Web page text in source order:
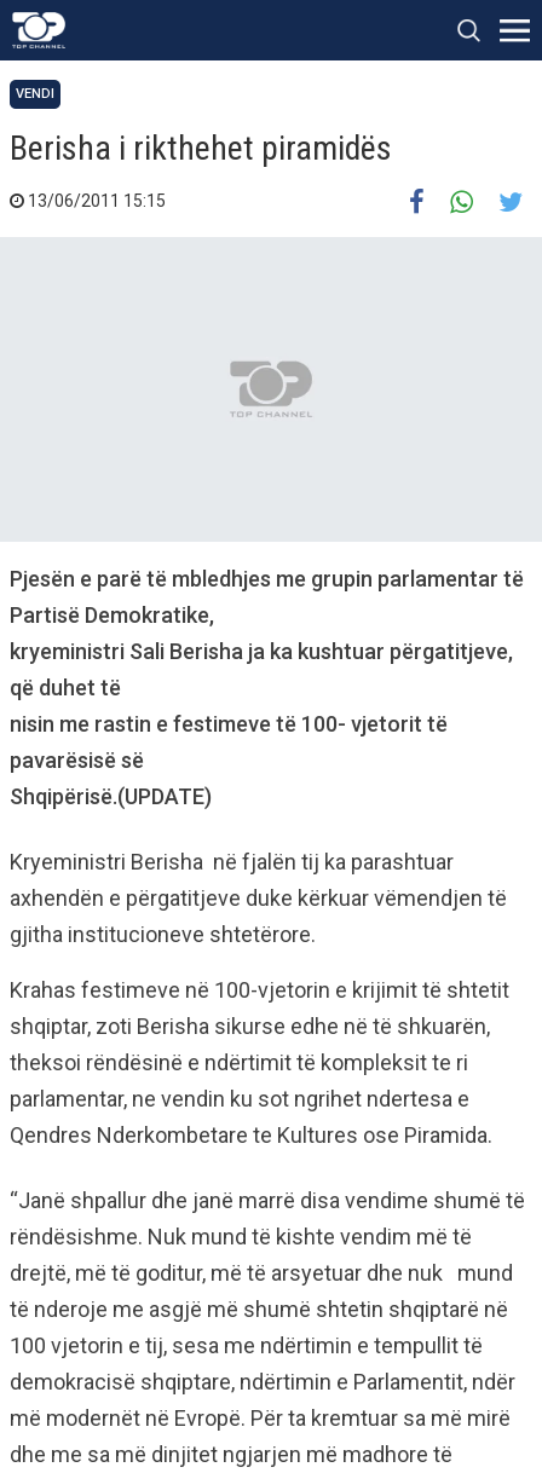
VENDI
Berisha i rikthehet piramidës
13/06/2011 15:15
Pjesën e parë të mbledhjes me grupin parlamentar të
Partisë Demokratike,
kryeministri Sali Berisha ja ka kushtuar përgatitjeve,
që duhet të
nisin me rastin e festimeve të 100- vjetorit të
pavarësisë së
Shqipërisë.(UPDATE)
Kryeministri Berisha në fjalën tij ka parashtuar
axhendën e përgatitjeve duke kërkuar vëmendjen të
gjitha institucioneve shtetërore.
Krahas festimeve në 100-vjetorin e krijimit të shtetit
shqiptar, zoti Berisha sikurse edhe në të shkuarën,
theksoi rëndësinë e ndërtimit të kompleksit te ri
parlamentar, ne vendin ku sot ngrihet ndertesa e
Qendres Nderkombetare te Kultures ose Piramida.
“Janë shpallur dhe janë marrë disa vendime shumë të
rëndësishme. Nuk mund të kishte vendim më të
drejtë, më të goditur, më të arsyetuar dhe nuk mund
të nderoje me asgjë më shumë shtetin shqiptarë në
100 vjetorin e tij, sesa me ndërtimin e tempullit të
demokracisë shqiptare, ndërtimin e Parlamentit, ndër
më modernët në Evropë. Për ta kremtuar sa më mirë
dhe me sa më dinjitet ngjarjen më madhore të